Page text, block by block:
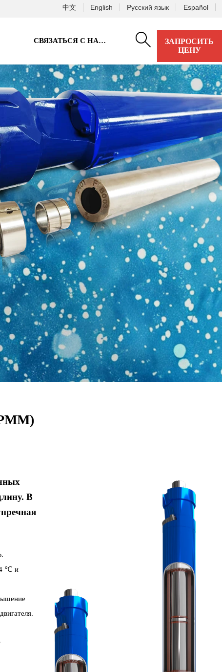
中文 English Русский язык Español
СВЯЗАТЬСЯ С НАМИ 
ЗАПРОСИТЬ
ЦЕНУ
В
℃ и